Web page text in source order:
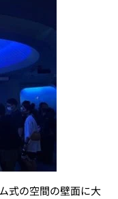
式の空間の壁面に大